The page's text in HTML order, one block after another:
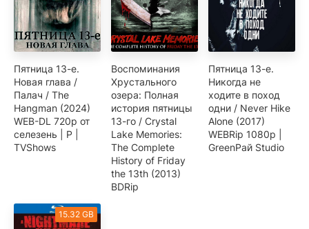
Пятница 13-е.
Новая глава /
Палач / The
Hangman (2024)
WEB-DL 720p от
селезень | P |
TVShows
Воспоминания
Хрустального
озера: Полная
история пятницы
13-го / Crystal
Lake Memories:
The Complete
History of Friday
the 13th (2013)
BDRip
Пятница 13-е.
Никогда не
ходите в поход
одни / Never Hike
Alone (2017)
WEBRip 1080p |
GreenРай Studio
15.32 GB